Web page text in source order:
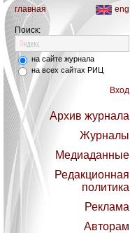
главная eng
Поиск:
на сайте журнала
на всех сайтах РИЦ
Вход
Архив журнала
Журналы
Медиаданные
Редакционная
политика
Реклама
Авторам